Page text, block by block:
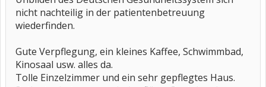
nicht nachteilig in der patientenbetreuung
wiederfinden.
Gute Verpflegung, ein kleines Kaffee, Schwimmbad,
Kinosaal usw. alles da.
Tolle Einzelzimmer und ein sehr gepflegtes Haus.